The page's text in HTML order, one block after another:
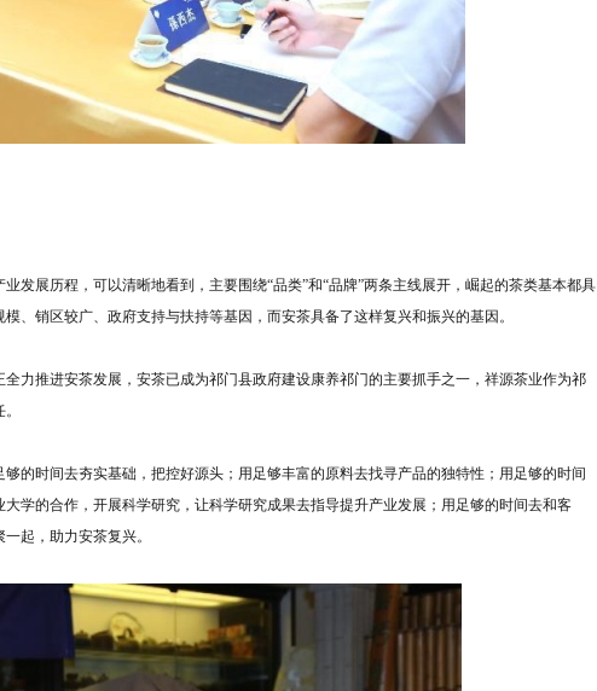
发展历程，可以清晰地看到，主要围绕“品类”和“品牌”两条主线展开，崛起的茶类基本都具
、销区较广、政府支持与扶持等基因，而安茶具备了这样复兴和振兴的基因。
力推进安茶发展，安茶已成为祁门县政府建设康养祁门的主要抓手之一，祥源茶业作为祁
的时间去夯实基础，把控好源头；用足够丰富的原料去找寻产品的独特性；用足够的时间
学的合作，开展科学研究，让科学研究成果去指导提升产业发展；用足够的时间去和客
起，助力安茶复兴。